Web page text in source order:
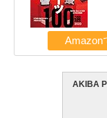
Amazon
AKIBA